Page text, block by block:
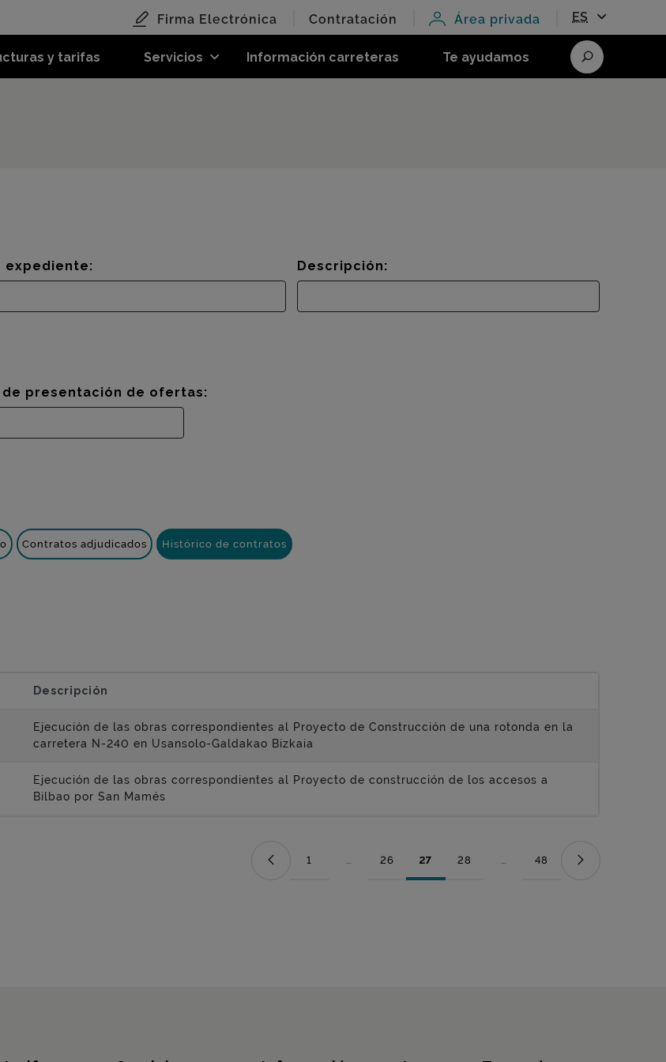
y tarifas Servicios Información carreteras Te ayudamos
Firma Electrónica Contratación Área privada ES
Buscar
expediente: Descripción:
de presentación de ofertas:
Contratos adjudicados Histórico de contratos
Descripción
Ejecución de las obras correspondientes al Proyecto de Construcción de una rotonda en la
carretera N-240 en Usansolo-Galdakao Bizkaia
Ejecución de las obras correspondientes al Proyecto de construcción de los accesos a
Bilbao por San Mamés
Página
1 ...
Páginas intermedias Use TAB para desplazarse.
Página
26 Página
27 Página
28 ...
Páginas intermedias Use TAB
Página
48